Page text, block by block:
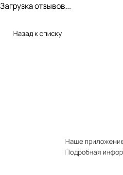
Загрузка отзывов...
Назад к списку
Наше приложение
Подробная